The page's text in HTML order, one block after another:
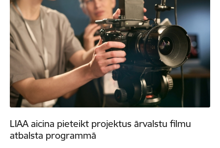
LIAA aicina pieteikt projektus ārvalstu filmu
atbalsta programmā